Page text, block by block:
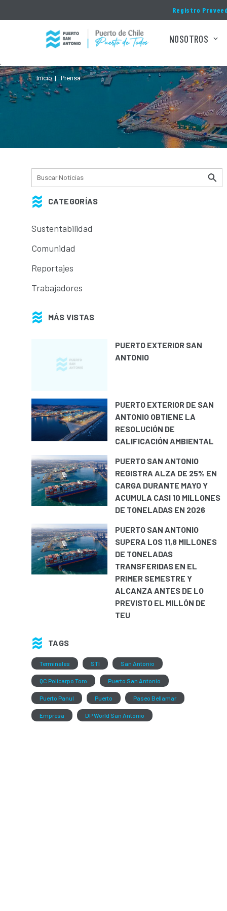
Registro
NOSOTROS
.
Inicio Prensa
CATEGORÍAS
Sustentabilidad
Comunidad
Reportajes
Trabajadores
MÁS VISTAS
PUERTO EXTERIOR SAN
ANTONIO
PUERTO EXTERIOR DE SAN
ANTONIO OBTIENE LA
RESOLUCIÓN DE
CALIFICACIÓN AMBIENTAL
PUERTO SAN ANTONIO
REGISTRA ALZA DE 25% EN
CARGA DURANTE MAYO Y
ACUMULA CASI 10 MILLONES
DE TONELADAS EN 2026
PUERTO SAN ANTONIO
SUPERA LOS 11,8 MILLONES
DE TONELADAS
TRANSFERIDAS EN EL
PRIMER SEMESTRE Y
ALCANZA ANTES DE LO
PREVISTO EL MILLÓN DE
TEU
TAGS
Terminales STI San Antonio
QC Policarpo Toro Puerto San Antonio
Puerto Panul Puerto Paseo Bellamar
Empresa DP World San Antonio